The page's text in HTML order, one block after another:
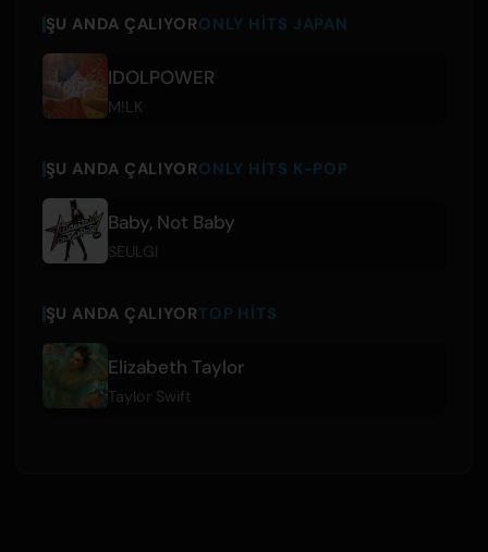
ŞU ANDA ÇALIYORONLY HITS JAPAN
IDOLPOWER
M!LK
ŞU ANDA ÇALIYORONLY HITS K-POP
Baby, Not Baby
SEULGI
ŞU ANDA ÇALIYORTOP HITS
Elizabeth Taylor
Taylor Swift